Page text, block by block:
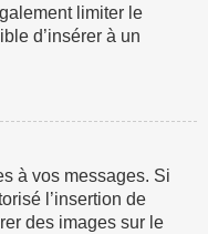
limiter le
d’insérer à un
à vos messages. Si
l’insertion de
des images sur le